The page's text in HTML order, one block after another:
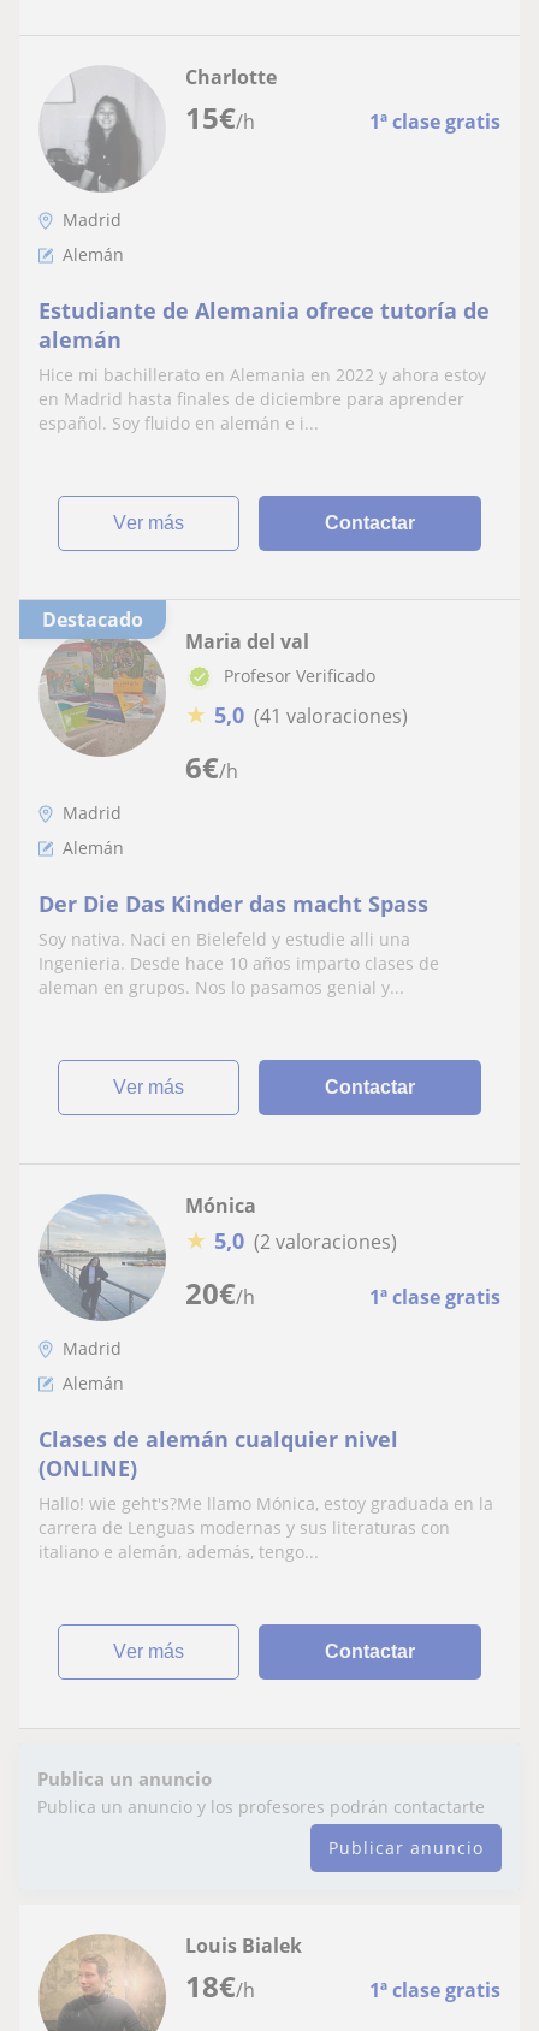
15€/h 1ª clase gratis
Charlotte
Madrid
Alemán
Estudiante de Alemania ofrece tutoría de
alemán
Hice mi bachillerato en Alemania en 2022 y ahora estoy
en Madrid hasta finales de diciembre para aprender
español. Soy fluido en alemán e i...
ver más Contactar
Destacado
6€/h
Maria del val
Profesor Verificado
★ 5,0 (41 valoraciones)
Madrid
Alemán
Der Die Das Kinder das macht Spass
Soy nativa. Naci en Bielefeld y estudie alli una
Ingenieria. Desde hace 10 años imparto clases de
aleman en grupos. Nos lo pasamos genial y...
ver más Contactar
20€/h 1ª clase gratis
Mónica
★ 5,0 (2 valoraciones)
Madrid
Alemán
Clases de alemán cualquier nivel
(ONLINE)
Hallo! wie geht's?Me llamo Mónica, estoy graduada en la
carrera de Lenguas modernas y sus literaturas con
italiano e alemán, además, tengo...
ver más Contactar
Publica un anuncio
Publica un anuncio y los profesores podrán contactarte
Publicar anuncio
18€/h 1ª clase gratis
Louis Bialek